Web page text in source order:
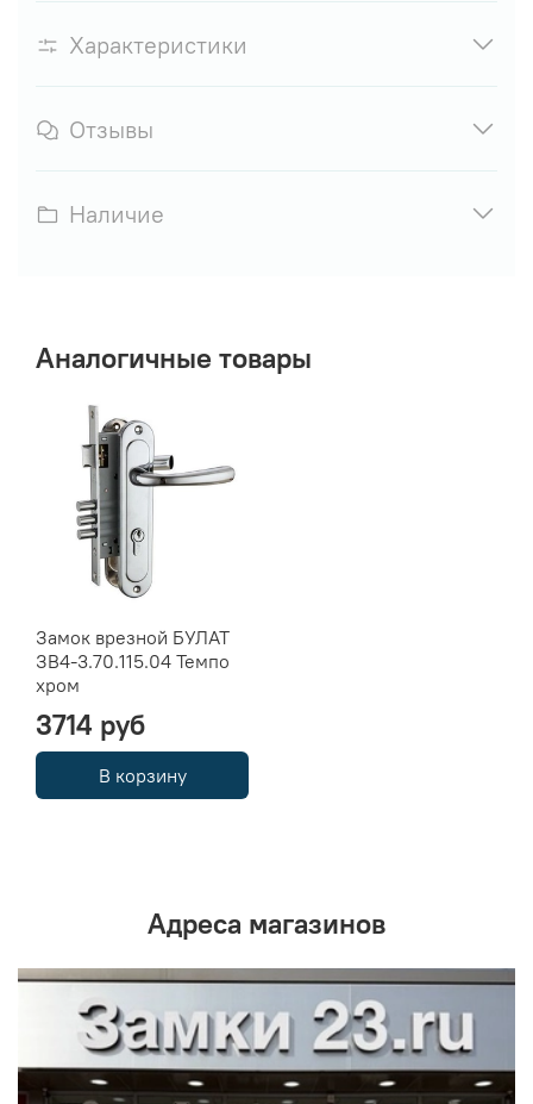
Характеристики
Отзывы
Наличие
Аналогичные товары
Замок врезной БУЛАТ
ЗВ4-3.70.115.04 Темпо
хром
3714 руб
В корзину
Адреса магазинов